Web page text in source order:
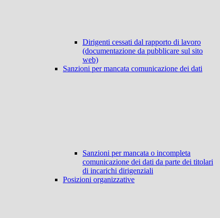
Dirigenti cessati dal rapporto di lavoro
(documentazione da pubblicare sul sito
web)
Sanzioni per mancata comunicazione dei dati
Sanzioni per mancata o incompleta
comunicazione dei dati da parte dei titolari
di incarichi dirigenziali
Posizioni organizzative